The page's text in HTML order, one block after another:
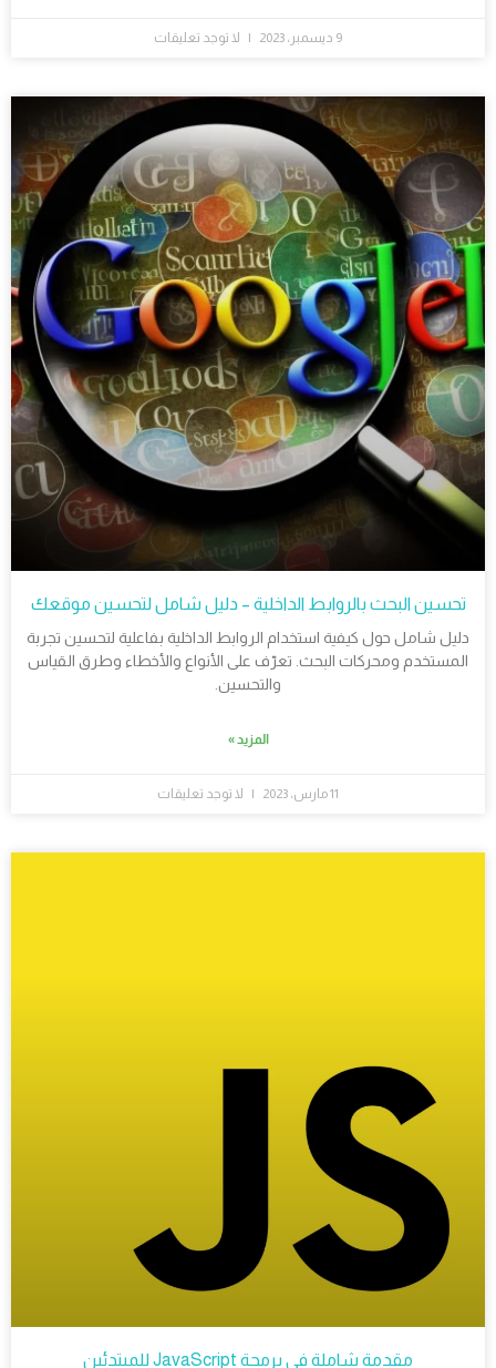
9 ديسمبر، 2023 لا توجد تعليقات
تحسين البحث بالروابط الداخلية – دليل شامل لتحسين موقعك
دليل شامل حول كيفية استخدام الروابط الداخلية بفاعلية لتحسين تجربة
المستخدم ومحركات البحث. تعرّف على الأنواع والأخطاء وطرق القياس
والتحسين.
المزيد »
11 مارس، 2023 لا توجد تعليقات
مقدمة شاملة في برمجة JavaScript للمبتدئين